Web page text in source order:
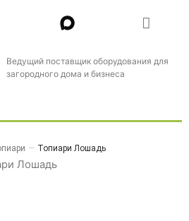
Ведущий поставщик оборудования для
загородного дома и бизнеса
— Топиари Лошадь
Лошадь